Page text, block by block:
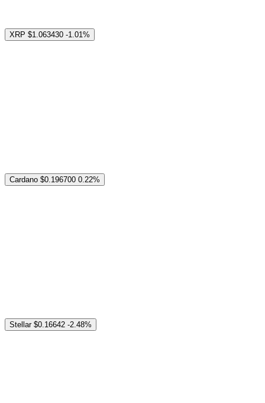
XRP $1.063430 -1.01%
Cardano $0.196700 0.22%
Stellar $0.16642 -2.48%